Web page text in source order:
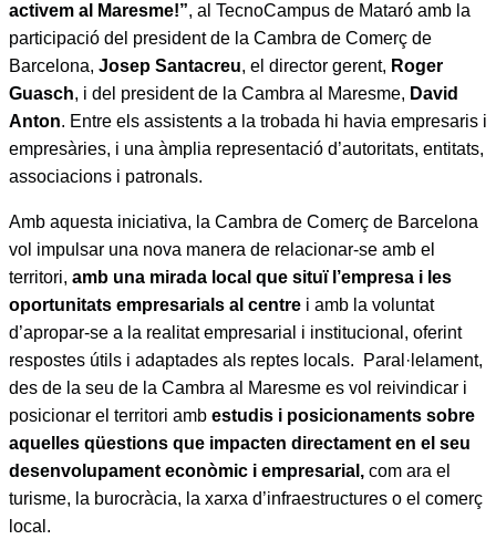
activem al Maresme!”, al TecnoCampus de Mataró amb la
participació del president de la Cambra de Comerç de
Barcelona, Josep Santacreu, el director gerent, Roger
Guasch, i del president de la Cambra al Maresme, David
Anton. Entre els assistents a la trobada hi havia empresaris i
empresàries, i una àmplia representació d’autoritats, entitats,
associacions i patronals.
Amb aquesta iniciativa, la Cambra de Comerç de Barcelona
vol impulsar una nova manera de relacionar-se amb el
territori, amb una mirada local que situï l’empresa i les
oportunitats empresarials al centre i amb la voluntat
d’apropar-se a la realitat empresarial i institucional, oferint
respostes útils i adaptades als reptes locals. Paral·lelament,
des de la seu de la Cambra al Maresme es vol reivindicar i
posicionar el territori amb estudis i posicionaments sobre
aquelles qüestions que impacten directament en el seu
desenvolupament econòmic i empresarial, com ara el
turisme, la burocràcia, la xarxa d’infraestructures o el comerç
local.